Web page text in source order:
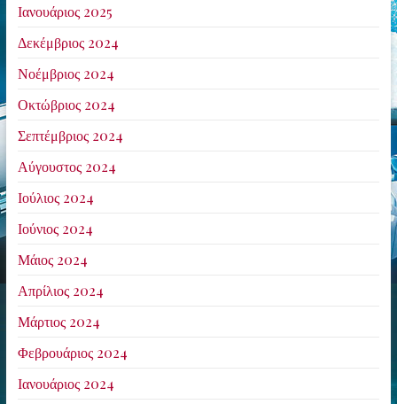
Ιανουάριος 2025
Δεκέμβριος 2024
Νοέμβριος 2024
Οκτώβριος 2024
Σεπτέμβριος 2024
Αύγουστος 2024
Ιούλιος 2024
Ιούνιος 2024
Μάιος 2024
Απρίλιος 2024
Μάρτιος 2024
Φεβρουάριος 2024
Ιανουάριος 2024